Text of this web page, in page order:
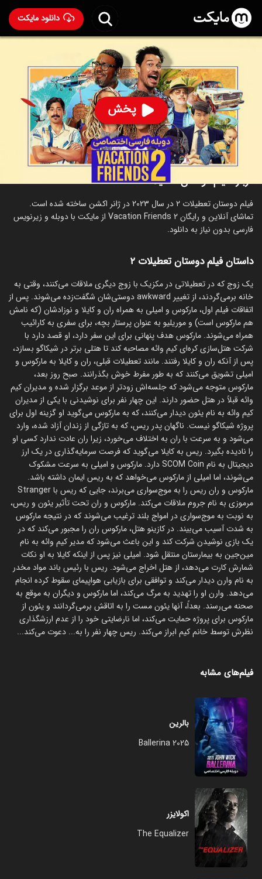
دانلود مایکت
پخش
فیلم دوستان تعطیلات ۲ با دوبله فارسی
2 2023
۱۶۵ 81% ۵.۳
ساخت آمریکا سال 2023
رده سنی ۱۸+
اکشن
ماجراجویی کمدی
درباره فیلم دوستان تعطیلات ۲
فیلم دوستان تعطیلات ۲ در سال 2023 در ژانر اکشن ساخته شده است.
تماشای آنلاین و رایگان Vacation Friends 2 از مایکت با دوبله و زیرنویس
فارسی بدون نیاز به دانلود.
داستان فیلم دوستان تعطیلات ۲
یک زوج که در تعطیلاتی در مکزیک با زوج دیگری ملاقات می‌کنند، وقتی به
خانه برمی‌گردند، از تغییر awkward دوستی‌شان شگفت‌زده می‌شوند. پس از
اتفاقات فیلم اول، مارکوس و امیلی به همراه ران و کایلا و نوزادشان (که نامش
هم مارکوس است) و موریلیو به عنوان پرستار بچه، برای سفری به کارائیب
همراه می‌شوند. مارکوس هدف پنهانی برای این سفر دارد، او قصد دارد با
شرکت هتل‌سازی کره‌ای کیم وائه مصاحبه کند تا هتلی برتر در شیکاگو بسازد،
پس از آنکه ران و کایلا رفتند. مانند تعطیلات قبلی، ران و کایلا به مارکوس و
امیلی تشویق می‌کنند که به طور مفرط خوش بگذرانند. صبح روز بعد،
مارکوس متوجه می‌شود که جلسه‌اش زودتر از موعد برگزار شده و مدیران کیم
وائه قبلاً در هتل حضور دارند. این چهار نفر برای نوشیدنی با یکی از مدیران
کیم وائه به نام یئون دیدار می‌کنند، که به مارکوس می‌گوید او گزینه اول برای
پروژه شیکاگو نیست. ناگهان پدر ریس، که به تازگی از زندان آزاد شده، وارد
می‌شود و به سرعت با ران به اختلاف می‌خورد، زیرا ران عادت ندارد کسی او
را نادیده بگیرد. ریس به کایلا می‌گوید که فرصت سرمایه‌گذاری در یک ارز
دیجیتال به نام SCOM Coin دارد. مارکوس و امیلی به سرعت مشکوک
می‌شوند، اما امیلی از مارکوس می‌خواهد که به ریس ایمان داشته باشد.
مارکوس و ران ریس را به موج‌سواری می‌برند، جایی که ریس با Stranger
مرموزی به نام جروم ملاقات می‌کند. مارکوس و ران تحت تأثیر یئون و ریس،
به نوبت به موج‌سواری در امواج بلند ترغیب می‌شوند که در نتیجه مارکوس
به شدت آسیب می‌بیند. در کازینو هتل، مارکوس ران را مجبور می‌کند که در
یک بازی نوشیدن شرکت کند و این باعث می‌شود که مدیر کیم وائه به نام
مین‌جین به بیمارستان منتقل شود. امیلی نیز پس از اینکه کایلا به او نکات
شمارش کارت می‌دهد، از هتل اخراج می‌شود. ریس با رئیس باند مواد مخدر
به نام وارن دیدار می‌کند و توافقی برای بازیابی هواپیمای سقوط کرده انجام
می‌دهد. وارن او را تهدید به مرگ می‌کند، اما مارکوس و دیگران به موقع به
صحنه می‌رسند. بعداً، آنها یئون مست را به اتاقش برمی‌گردانند و یئون از
مارکوس برای پروژه حمایت می‌کند، اما نارضایتی خود را از عدم ارزشگذاری
نظرش توسط خانم کیم ابراز می‌کند. ریس چهار نفر را به... دعوت می‌کند...
فیلم‌های مشابه
بالرین
Ballerina 2025
اکولایزر
The Equalizer